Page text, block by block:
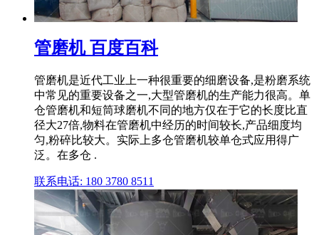
管磨机 百度百科
管磨机是近代工业上一种很重要的细磨设备,是粉磨系统
中常见的重要设备之一,大型管磨机的生产能力很高。单
仓管磨机和短筒球磨机不同的地方仅在于它的长度比直
径大27倍,物料在管磨机中经历的时间较长,产品细度均
匀,粉碎比较大。实际上多仓管磨机较单仓式应用得广
泛。在多仓 .
联系电话: 180 3780 8511